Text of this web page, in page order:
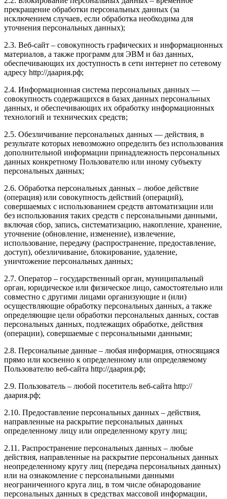
прекращение обработки персональных данных (за
исключением случаев, если обработка необходима для
уточнения персональных данных);
2.3. Веб-сайт – совокупность графических и информационных
материалов, а также программ для ЭВМ и баз данных,
обеспечивающих их доступность в сети интернет по сетевому
адресу http://даария.рф;
2.4. Информационная система персональных данных —
совокупность содержащихся в базах данных персональных
данных, и обеспечивающих их обработку информационных
технологий и технических средств;
2.5. Обезличивание персональных данных — действия, в
результате которых невозможно определить без использования
дополнительной информации принадлежность персональных
данных конкретному Пользователю или иному субъекту
персональных данных;
2.6. Обработка персональных данных – любое действие
(операция) или совокупность действий (операций),
совершаемых с использованием средств автоматизации или
без использования таких средств с персональными данными,
включая сбор, запись, систематизацию, накопление, хранение,
уточнение (обновление, изменение), извлечение,
использование, передачу (распространение, предоставление,
доступ), обезличивание, блокирование, удаление,
уничтожение персональных данных;
2.7. Оператор – государственный орган, муниципальный
орган, юридическое или физическое лицо, самостоятельно или
совместно с другими лицами организующие и (или)
осуществляющие обработку персональных данных, а также
определяющие цели обработки персональных данных, состав
персональных данных, подлежащих обработке, действия
(операции), совершаемые с персональными данными;
2.8. Персональные данные – любая информация, относящаяся
прямо или косвенно к определенному или определяемому
Пользователю веб-сайта http://даария.рф;
2.9. Пользователь – любой посетитель веб-сайта http://
даария.рф;
2.10. Предоставление персональных данных – действия,
направленные на раскрытие персональных данных
определенному лицу или определенному кругу лиц;
2.11. Распространение персональных данных – любые
действия, направленные на раскрытие персональных данных
неопределенному кругу лиц (передача персональных данных)
или на ознакомление с персональными данными
неограниченного круга лиц, в том числе обнародование
персональных данных в средствах массовой информации,